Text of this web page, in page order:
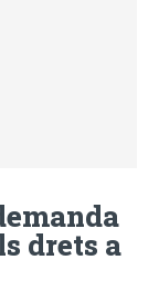
drets a